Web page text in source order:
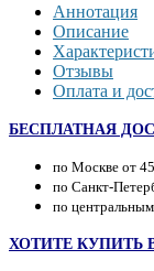
Аннотация
Описание
Отзывы
Оплата и
БЕСПЛАТНАЯ
по Москве от
по Санкт-
по
ХОТИТЕ КУПИТЬ